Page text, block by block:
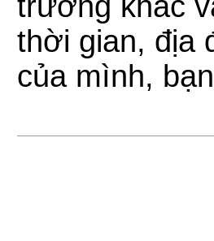
thời gian, địa
của mình,